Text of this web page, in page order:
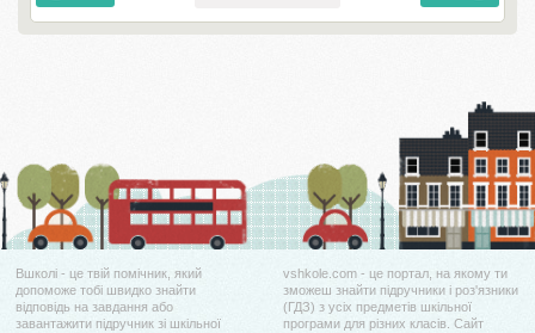
Вшколі - це твій помічник, який
допоможе тобі швидко знайти
відповідь на завдання або
завантажити підручник зі шкільної
vshkole.com - це портал, на якому ти
зможеш знайти підручники і роз'язники
(ГДЗ) з усіх предметів шкільної
програми для різних класів. Сайт